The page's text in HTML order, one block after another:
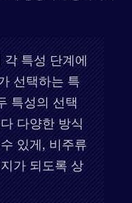
각 특성 단계에
선택하는 특
특성의 선택
다양한 방식
있게, 비주류
가 되도록 상